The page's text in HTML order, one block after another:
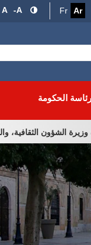
A-
A Fr Ar
الحكومة
الثقافية، والسيّدة